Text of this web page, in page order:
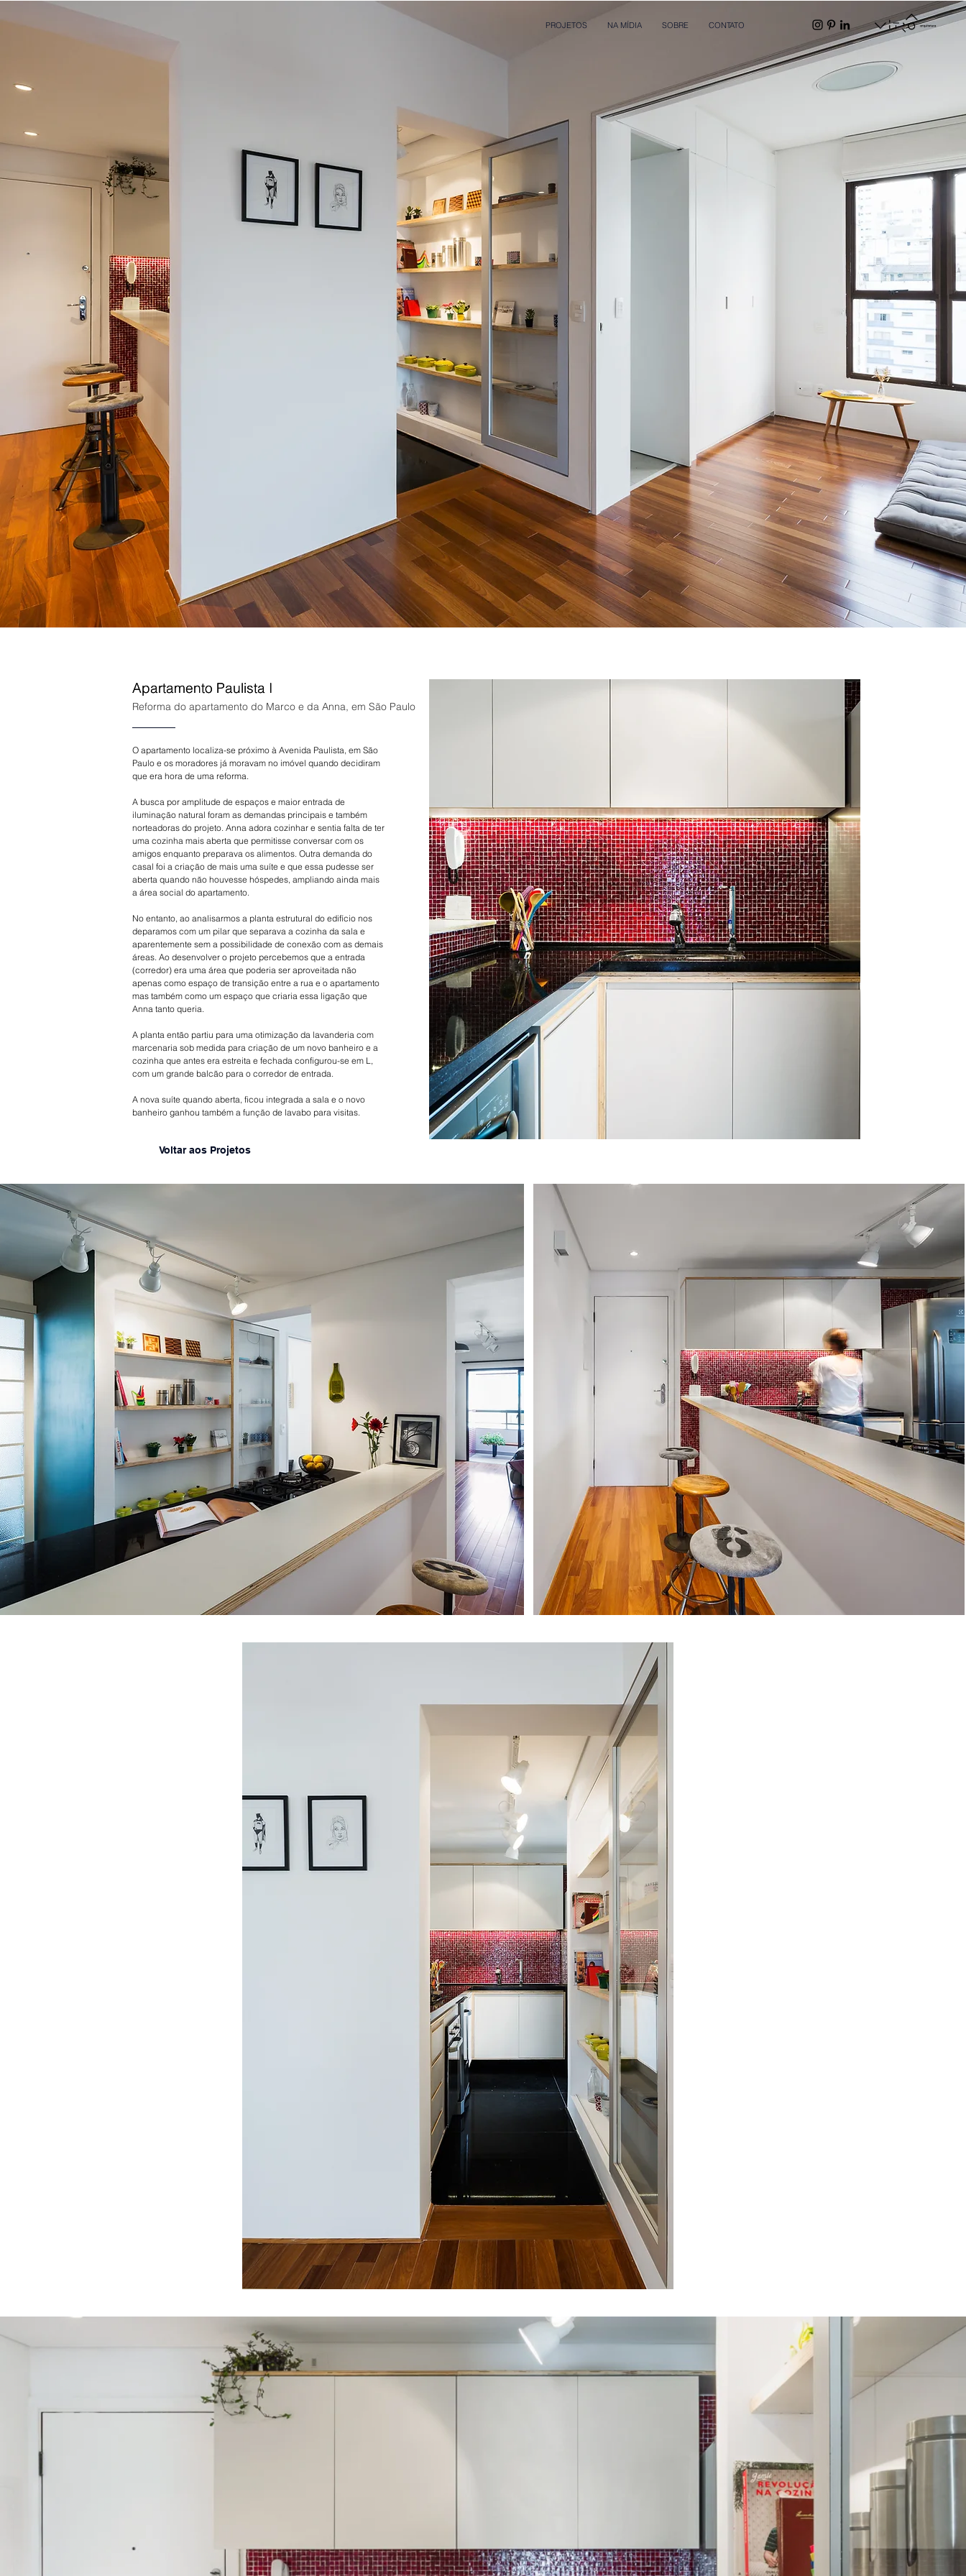
PROJETOS NA MÍDIA SOBRE CONTATO
Apartamento Paulista I
Apartamento Paulista I
Reforma do apartamento do Marco e da Anna, em São Paulo
O apartamento localiza-se próximo à Avenida Paulista, em São
Paulo e os moradores já moravam no imóvel quando decidiram
que era hora de uma reforma.
A busca por amplitude de espaços e maior entrada de
iluminação natural foram as demandas principais e também
norteadoras do projeto. Anna adora cozinhar e sentia falta de ter
uma cozinha mais aberta que permitisse conversar com os
amigos enquanto preparava os alimentos. Outra demanda do
casal foi a criação de mais uma suíte e que essa pudesse ser
aberta quando não houvesse hóspedes, ampliando ainda mais
a área social do apartamento.
No entanto, ao analisarmos a planta estrutural do edifício nos
deparamos com um pilar que separava a cozinha da sala e
aparentemente sem a possibilidade de conexão com as demais
áreas. Ao desenvolver o projeto percebemos que a entrada
(corredor) era uma área que poderia ser aproveitada não
apenas como espaço de transição entre a rua e o apartamento
mas também como um espaço que criaria essa ligação que
Anna tanto queria.
A planta então partiu para uma otimização da lavanderia com
marcenaria sob medida para criação de um novo banheiro e a
cozinha que antes era estreita e fechada configurou-se em L,
com um grande balcão para o corredor de entrada.
A nova suíte quando aberta, ficou integrada a sala e o novo
banheiro ganhou também a função de lavabo para visitas.
Voltar aos Projetos